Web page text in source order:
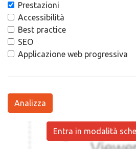
Prestazioni
Accessibilità
Best practice
SEO
Applicazione web progressiva
Analizza
Entra in modalità